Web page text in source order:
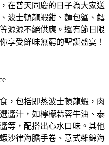
在普天同慶的⽇⼦為⼤家送
波⼠頓⿓蝦鉗、麵包蟹、鱈
源源不絕供應。還有節⽇限
享受鮮味無窮的聖誕盛宴！
，包括即蒸波⼠頓⿓蝦，⾁
醬汁，如檸檬蒜蓉⽜油、泰
等，配搭出⼼⽔⼝味。其他
沙律海膽⼿卷、意式雜錦海